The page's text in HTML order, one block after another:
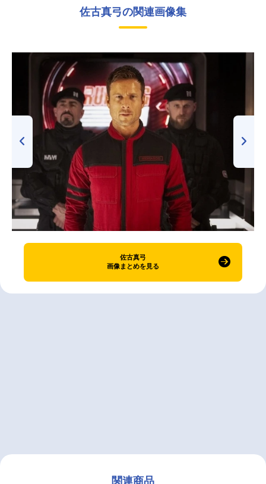
佐古真弓の関連画像集
佐古真弓
画像まとめを見る
関連商品